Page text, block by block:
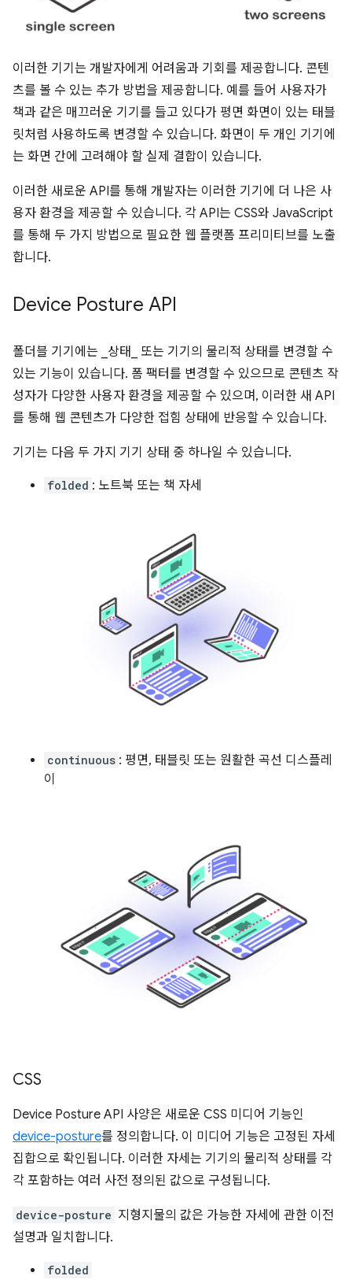
이러한 기기는 개발자에게 어려움과 기회를 제공합니다. 콘텐
츠를 볼 수 있는 추가 방법을 제공합니다. 예를 들어 사용자가
책과 같은 매끄러운 기기를 들고 있다가 평면 화면이 있는 태블
릿처럼 사용하도록 변경할 수 있습니다. 화면이 두 개인 기기에
는 화면 간에 고려해야 할 실제 결합이 있습니다.
이러한 새로운 API를 통해 개발자는 이러한 기기에 더 나은 사
용자 환경을 제공할 수 있습니다. 각 API는 CSS와 JavaScript
를 통해 두 가지 방법으로 필요한 웹 플랫폼 프리미티브를 노출
합니다.
Device Posture API
폴더블 기기에는 _상태_ 또는 기기의 물리적 상태를 변경할 수
있는 기능이 있습니다. 폼 팩터를 변경할 수 있으므로 콘텐츠 작
성자가 다양한 사용자 환경을 제공할 수 있으며, 이러한 새 API
를 통해 웹 콘텐츠가 다양한 접힘 상태에 반응할 수 있습니다.
기기는 다음 두 가지 기기 상태 중 하나일 수 있습니다.
folded : 노트북 또는 책 자세
continuous : 평면, 태블릿 또는 원활한 곡선 디스플레
이
CSS
Device Posture API 사양은 새로운 CSS 미디어 기능인
device-posture를 정의합니다. 이 미디어 기능은 고정된 자세
집합으로 확인됩니다. 이러한 자세는 기기의 물리적 상태를 각
각 포함하는 여러 사전 정의된 값으로 구성됩니다.
device-posture 지형지물의 값은 가능한 자세에 관한 이전
설명과 일치합니다.
folded